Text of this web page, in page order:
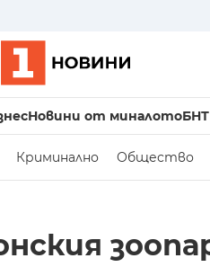
Новини от миналото
Криминално Общество